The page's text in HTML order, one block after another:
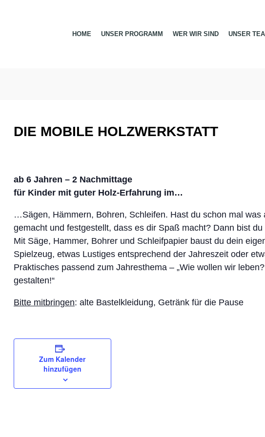
HOME UNSER PROGRAMM WER WIR SIND UNSER
DIE MOBILE HOLZWERKSTATT
ab 6 Jahren – 2 Nachmittage
für Kinder mit guter Holz-Erfahrung im…
…Sägen, Hämmern, Bohren, Schleifen. Hast du schon mal was
gemacht und festgestellt, dass es dir Spaß macht? Dann bist du
Mit Säge, Hammer, Bohrer und Schleifpapier baust du dein
Spielzeug, etwas Lustiges entsprechend der Jahreszeit oder
Praktisches passend zum Jahresthema – „Wie wollen wir
gestalten!“
Bitte mitbringen: alte Bastelkleidung, Getränk für die Pause
Zum Kalender
hinzufügen